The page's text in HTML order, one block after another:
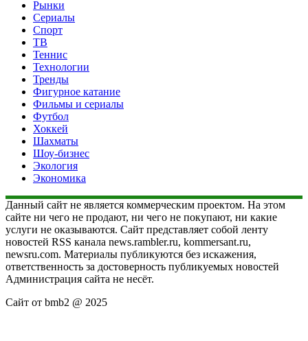
Рынки
Сериалы
Спорт
ТВ
Теннис
Технологии
Тренды
Фигурное катание
Фильмы и сериалы
Футбол
Хоккей
Шахматы
Шоу-бизнес
Экология
Экономика
Данный сайт не является коммерческим проектом. На этом
сайте ни чего не продают, ни чего не покупают, ни какие
услуги не оказываются. Сайт представляет собой ленту
новостей RSS канала news.rambler.ru, kommersant.ru,
newsru.com. Материалы публикуются без искажения,
ответственность за достоверность публикуемых новостей
Администрация сайта не несёт.
Сайт от bmb2 @ 2025